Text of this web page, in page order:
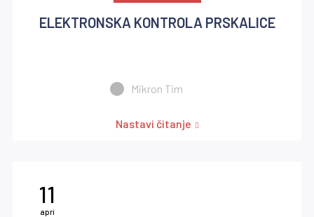
ELEKTRONSKA KONTROLA PRSKALICE
Mikron Tim
Nastavi čitanje
11
apri